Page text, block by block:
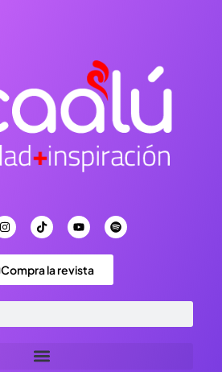
Compra la revista